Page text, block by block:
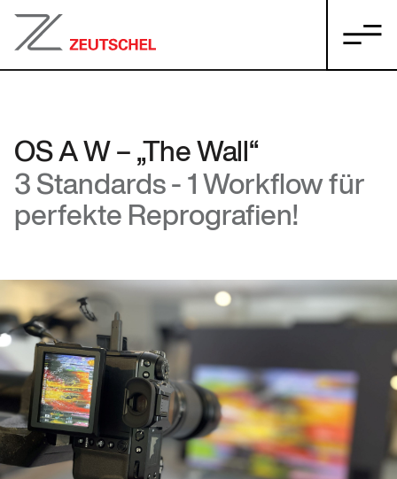
OS A W – „The Wall“
3 Standards - 1 Workflow für
perfekte Reprografien!